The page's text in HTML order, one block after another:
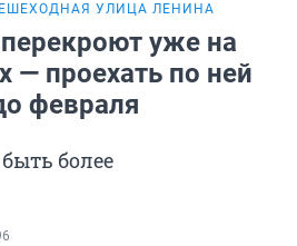
УЛИЦА ЛЕНИНА
уже на
— проехать по ней
февраля
более